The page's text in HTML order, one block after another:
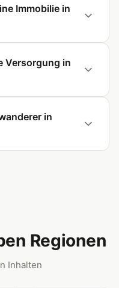
Immobilie in
Versorgung in
in
Regionen
Inhalten